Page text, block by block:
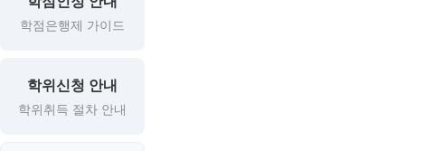
학점은행제 가이드
학위신청 안내
학위취득 절차 안내